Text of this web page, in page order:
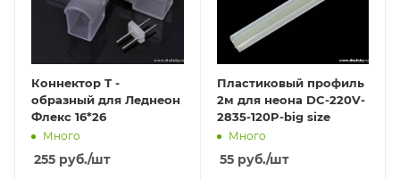
Коннектор Т -
образный для Леднеон
Флекс 16*26
Много
255 руб./шт
Пластиковый профиль
2м для неона DC-220V-
2835-120P-big size
Много
55руб./шт